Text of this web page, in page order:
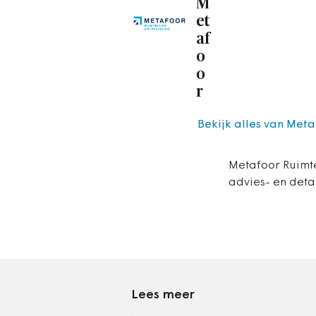
M
et
af
o
o
r
Metafoor
advies- en
Bekijk alles van
Lees meer